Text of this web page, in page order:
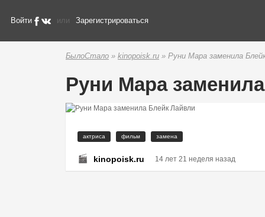
Войти или Зарегистрироваться
БылоСтало » kinopoisk.ru » Руни Мара заменила
Руни Мара
актриса фильм замена
kinopoisk.ru 14 лет 21 неделя назад